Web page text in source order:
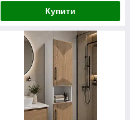
Купити